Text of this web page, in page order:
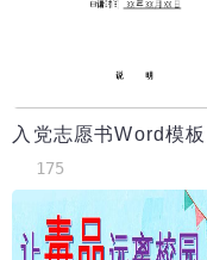
入党志愿书Word模板
175